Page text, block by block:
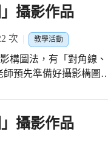
訝。接著，音樂轉到悠
結尾，還有臺中市教育
只有短短一分鐘，卻看
技。 . 相信快樂
詹怡靜老師 演出學生：
區文昌國小手球隊持續
攝影作品
次 教學活動
構圖法，有「對角線、
預先準備好攝影構圖
幾次的拍攝經驗，孩子
同學的體育活動、操場
攝影作品